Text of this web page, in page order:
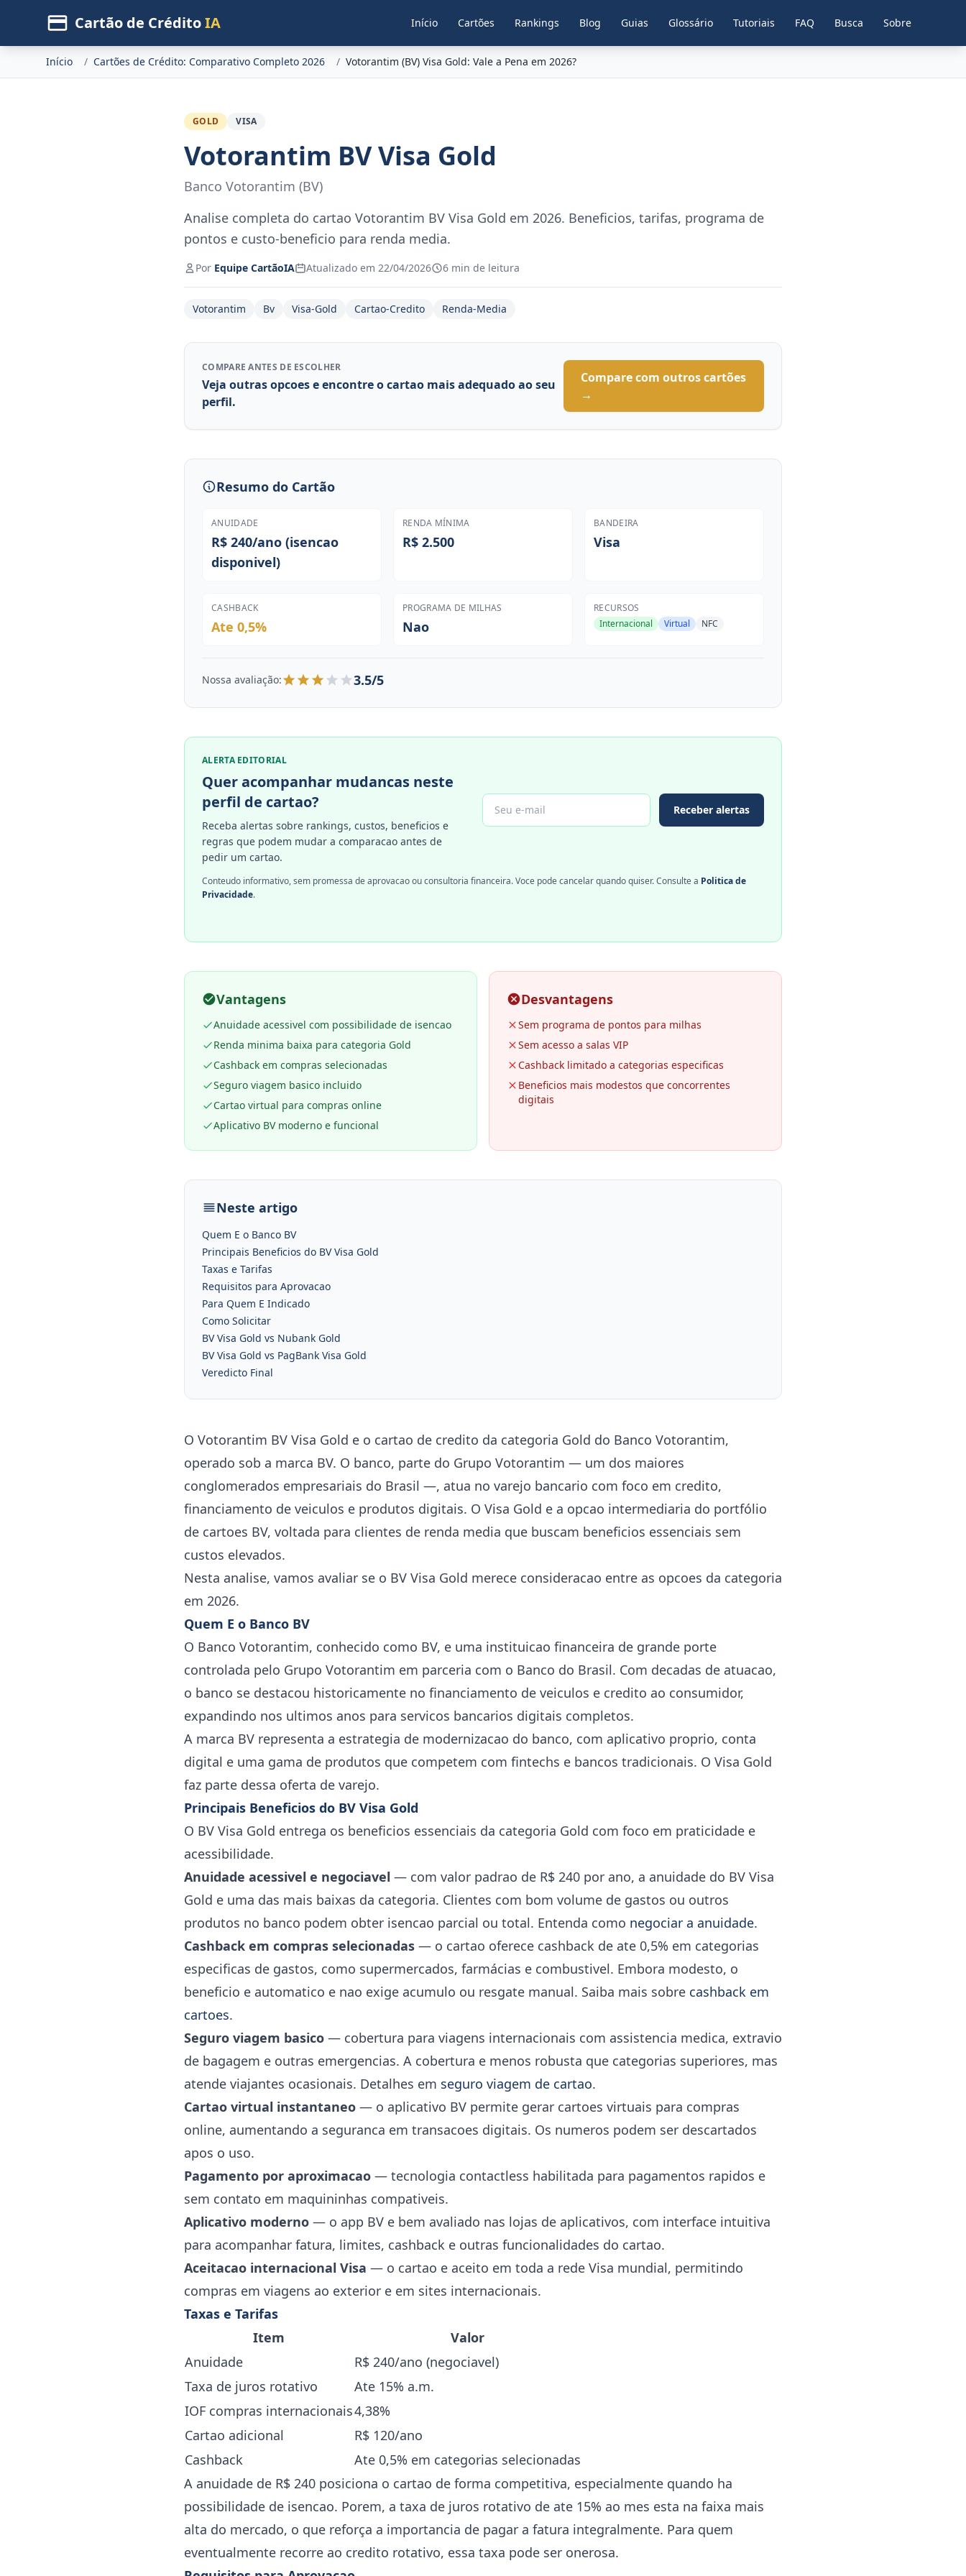
Cartão de CréditoIA Início Cartões Rankings Blog Guias Glossário Tutoriais FAQ Busca Sobre
Início / Cartões de Crédito: Comparativo Completo 2026 / Votorantim (BV) Visa Gold: Vale a Pena em 2026?
GOLD VISA
Votorantim BV Visa Gold
Banco Votorantim (BV)
Analise completa do cartao Votorantim BV Visa Gold em 2026. Beneficios, tarifas, programa de
pontos e custo-beneficio para renda media.
Por Equipe CartãoIA Atualizado em 22/04/2026 6 min de leitura
Votorantim Bv Visa-Gold Cartao-Credito Renda-Media
COMPARE ANTES DE ESCOLHER
Veja outras opcoes e encontre o cartao mais adequado ao seu
perfil.
Compare com outros cartões
→
Resumo do Cartão
ANUIDADE
R$ 240/ano (isencao
disponivel)
RENDA MÍNIMA
R$ 2.500
BANDEIRA
Visa
CASHBACK
Ate 0,5%
PROGRAMA DE MILHAS
Nao
RECURSOS
Internacional
Virtual NFC
Nossa avaliação: 3.5/5
ALERTA EDITORIAL
Quer acompanhar mudancas neste
perfil de cartao?
Receba alertas sobre rankings, custos, beneficios e
regras que podem mudar a comparacao antes de
pedir um cartao.
Receber alertas
Conteudo informativo, sem promessa de aprovacao ou consultoria financeira. Voce pode cancelar quando quiser. Consulte a Politica de
Privacidade.
Vantagens
Anuidade acessivel com possibilidade de isencao
Renda minima baixa para categoria Gold
Cashback em compras selecionadas
Seguro viagem basico incluido
Cartao virtual para compras online
Aplicativo BV moderno e funcional
Desvantagens
Sem programa de pontos para milhas
Sem acesso a salas VIP
Cashback limitado a categorias especificas
Beneficios mais modestos que concorrentes
digitais
Neste artigo
Quem E o Banco BV
Principais Beneficios do BV Visa Gold
Taxas e Tarifas
Requisitos para Aprovacao
Para Quem E Indicado
Como Solicitar
BV Visa Gold vs Nubank Gold
BV Visa Gold vs PagBank Visa Gold
Veredicto Final
O Votorantim BV Visa Gold e o cartao de credito da categoria Gold do Banco Votorantim,
operado sob a marca BV. O banco, parte do Grupo Votorantim — um dos maiores
conglomerados empresariais do Brasil —, atua no varejo bancario com foco em credito,
financiamento de veiculos e produtos digitais. O Visa Gold e a opcao intermediaria do portfólio
de cartoes BV, voltada para clientes de renda media que buscam beneficios essenciais sem
custos elevados.
Nesta analise, vamos avaliar se o BV Visa Gold merece consideracao entre as opcoes da categoria
em 2026.
Quem E o Banco BV
O Banco Votorantim, conhecido como BV, e uma instituicao financeira de grande porte
controlada pelo Grupo Votorantim em parceria com o Banco do Brasil. Com decadas de atuacao,
o banco se destacou historicamente no financiamento de veiculos e credito ao consumidor,
expandindo nos ultimos anos para servicos bancarios digitais completos.
A marca BV representa a estrategia de modernizacao do banco, com aplicativo proprio, conta
digital e uma gama de produtos que competem com fintechs e bancos tradicionais. O Visa Gold
faz parte dessa oferta de varejo.
Principais Beneficios do BV Visa Gold
O BV Visa Gold entrega os beneficios essenciais da categoria Gold com foco em praticidade e
acessibilidade.
Anuidade acessivel e negociavel — com valor padrao de R$ 240 por ano, a anuidade do BV Visa
Gold e uma das mais baixas da categoria. Clientes com bom volume de gastos ou outros
produtos no banco podem obter isencao parcial ou total. Entenda como negociar a anuidade.
Cashback em compras selecionadas — o cartao oferece cashback de ate 0,5% em categorias
especificas de gastos, como supermercados, farmácias e combustivel. Embora modesto, o
beneficio e automatico e nao exige acumulo ou resgate manual. Saiba mais sobre cashback em
cartoes.
Seguro viagem basico — cobertura para viagens internacionais com assistencia medica, extravio
de bagagem e outras emergencias. A cobertura e menos robusta que categorias superiores, mas
atende viajantes ocasionais. Detalhes em seguro viagem de cartao.
Cartao virtual instantaneo — o aplicativo BV permite gerar cartoes virtuais para compras
online, aumentando a seguranca em transacoes digitais. Os numeros podem ser descartados
apos o uso.
Pagamento por aproximacao — tecnologia contactless habilitada para pagamentos rapidos e
sem contato em maquininhas compativeis.
Aplicativo moderno — o app BV e bem avaliado nas lojas de aplicativos, com interface intuitiva
para acompanhar fatura, limites, cashback e outras funcionalidades do cartao.
Aceitacao internacional Visa — o cartao e aceito em toda a rede Visa mundial, permitindo
compras em viagens ao exterior e em sites internacionais.
Taxas e Tarifas
Item
Valor
Anuidade
R$ 240/ano (negociavel)
Taxa de juros rotativo
Ate 15% a.m.
IOF compras internacionais4,38%
Cartao adicional
R$ 120/ano
Cashback
Ate 0,5% em categorias selecionadas
A anuidade de R$ 240 posiciona o cartao de forma competitiva, especialmente quando ha
possibilidade de isencao. Porem, a taxa de juros rotativo de ate 15% ao mes esta na faixa mais
alta do mercado, o que reforça a importancia de pagar a fatura integralmente. Para quem
eventualmente recorre ao credito rotativo, essa taxa pode ser onerosa.